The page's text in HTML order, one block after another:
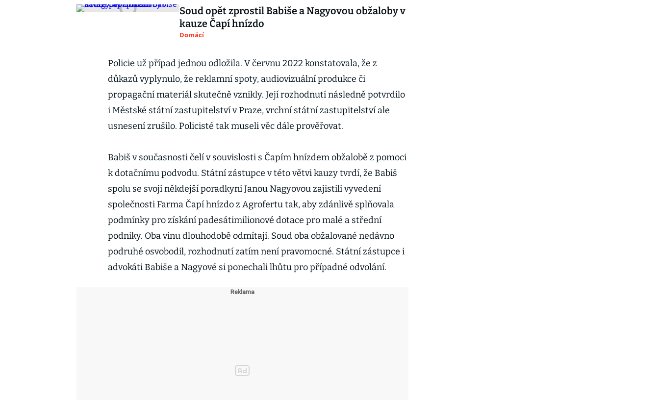
Soud opět zprostil Babiše a Nagyovou obžaloby v
kauze Čapí hnízdo
Domácí
Policie už případ jednou odložila. V červnu 2022 konstatovala, že z
důkazů vyplynulo, že reklamní spoty, audiovizuální produkce či
propagační materiál skutečně vznikly. Její rozhodnutí následně potvrdilo
i Městské státní zastupitelství v Praze, vrchní státní zastupitelství ale
usnesení zrušilo. Policisté tak museli věc dále prověřovat.
Babiš v současnosti čelí v souvislosti s Čapím hnízdem obžalobě z pomoci
k dotačnímu podvodu. Státní zástupce v této větvi kauzy tvrdí, že Babiš
spolu se svojí někdejší poradkyni Janou Nagyovou zajistili vyvedení
společnosti Farma Čapí hnízdo z Agrofertu tak, aby zdánlivě splňovala
podmínky pro získání padesátimilionové dotace pro malé a střední
podniky. Oba vinu dlouhodobě odmítají. Soud oba obžalované nedávno
podruhé osvobodil, rozhodnutí zatím není pravomocné. Státní zástupce i
advokáti Babiše a Nagyové si ponechali lhůtu pro případné odvolání.